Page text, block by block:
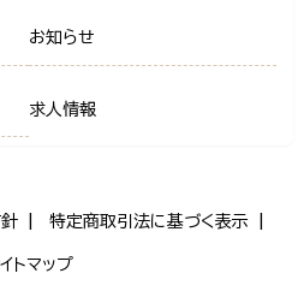
お知らせ
求人情報
特定商取引法に基づく表示
トマップ